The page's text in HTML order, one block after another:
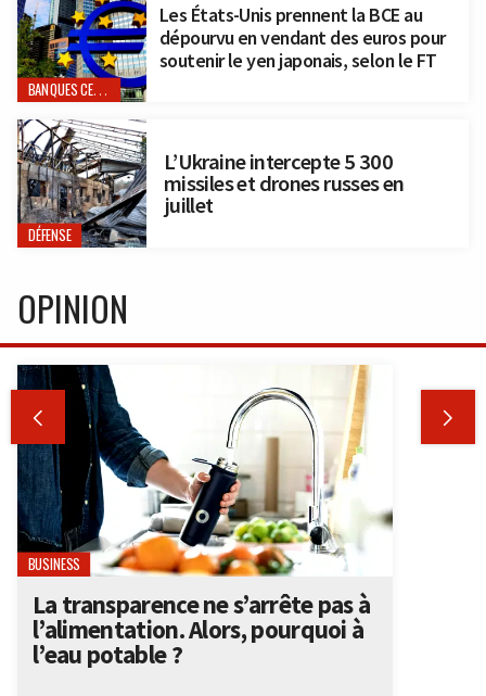
BANQUES CENTRALES
Les États-Unis prennent la BCE au
dépourvu en vendant des euros pour
soutenir le yen japonais, selon le FT
DÉFENSE
L’Ukraine intercepte 5 300
missiles et drones russes en
juillet
OPINION
 
BUSINESS
La transparence ne s’arrête pas à
l’alimentation. Alors, pourquoi à
l’eau potable ?